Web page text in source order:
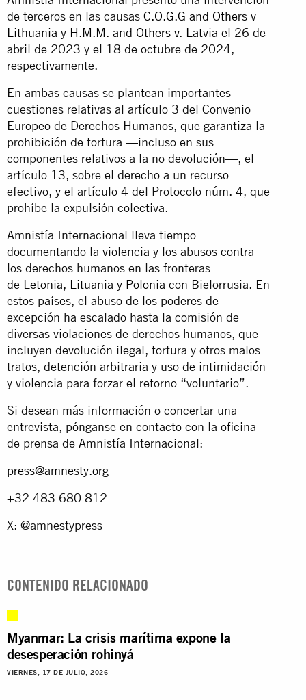
de terceros en las causas C.O.G.G and Others v
Lithuania y H.M.M. and Others v. Latvia el 26 de
abril de 2023 y el 18 de octubre de 2024,
respectivamente.
En ambas causas se plantean importantes
cuestiones relativas al artículo 3 del Convenio
Europeo de Derechos Humanos, que garantiza la
prohibición de tortura —incluso en sus
componentes relativos a la no devolución—, el
artículo 13, sobre el derecho a un recurso
efectivo, y el artículo 4 del Protocolo núm. 4, que
prohíbe la expulsión colectiva.
Amnistía Internacional lleva tiempo
documentando la violencia y los abusos contra
los derechos humanos en las fronteras
de Letonia, Lituania y Polonia con Bielorrusia. En
estos países, el abuso de los poderes de
excepción ha escalado hasta la comisión de
diversas violaciones de derechos humanos, que
incluyen devolución ilegal, tortura y otros malos
tratos, detención arbitraria y uso de intimidación
y violencia para forzar el retorno “voluntario”.
Si desean más información o concertar una
entrevista, pónganse en contacto con la oficina
de prensa de Amnistía Internacional:
press@amnesty.org
+32 483 680 812
X: @amnestypress
CONTENIDO RELACIONADO
Myanmar: La crisis marítima expone la
desesperación rohinyá
VIERNES, 17 DE JULIO, 2026